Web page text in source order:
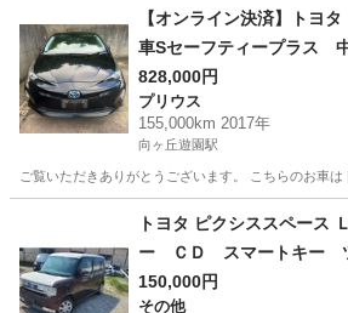
小田原市 栢山駅 アクア 車両
【オンライン決済】トヨ
車Sセーフティープラス
828,000円
プリウス
155,000km 2017年
向ヶ丘遊園駅
ご覧いただきありがとうございます。 こちらのお車
向ヶ丘遊園駅 プリウス
トヨタ ピクシススペース
ー ＣＤ スマートキー
ヤホイール１４インチ 走
150,000円
その他